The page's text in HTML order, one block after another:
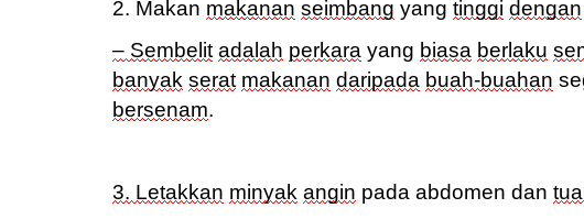
2. Makan makanan seimbang yang tinggi dengan
– Sembelit adalah perkara yang biasa berlaku
banyak serat makanan daripada buah-buahan
bersenam.
3. Letakkan minyak angin pada abdomen dan